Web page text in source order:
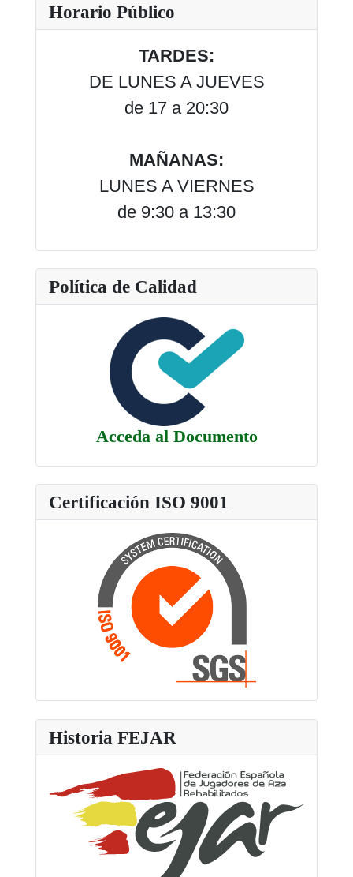
Horario Público
TARDES:
DE LUNES A JUEVES
de 17 a 20:30
MAÑANAS:
LUNES A VIERNES
de 9:30 a 13:30
Política de Calidad
Acceda al Documento
Certificación ISO 9001
Historia FEJAR